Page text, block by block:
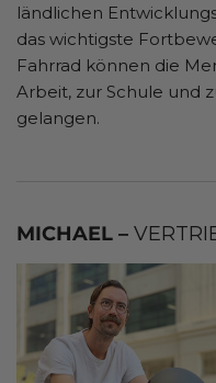
ländlichen
das wichtigste
Fahrrad können die
Arbeit, zur Schule und
gelangen.
MICHAEL –